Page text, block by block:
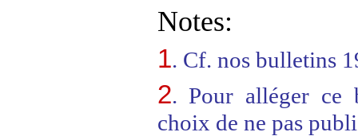
Notes:
1. Cf. nos bulletins
2. Pour alléger ce
choix de ne pas